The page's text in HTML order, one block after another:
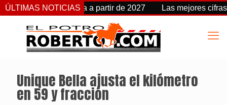
ÚLTIMAS NOTICIAS
de fecha a partir de 2027 Las mejores cifras
Unique Bella ajusta el kilómetro
en 59 y fracción